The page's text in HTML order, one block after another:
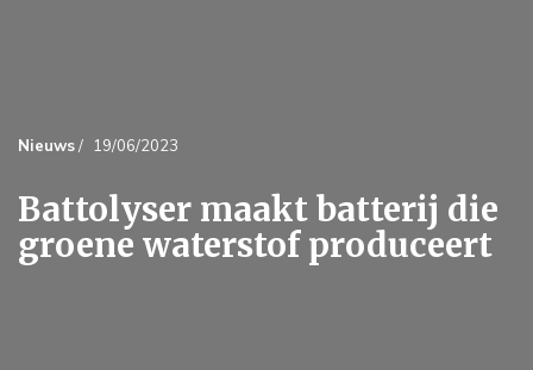
Nieuws/ 19/06/2023
Battolyser maakt batterij die
groene waterstof produceert